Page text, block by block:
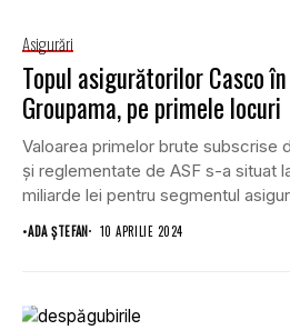
Asigurări
Topul asigurătorilor Casco
Groupama, pe primele locuri
Valoarea primelor brute subscrise
și reglementate de ASF s-a situat
miliarde lei pentru segmentul
•ADA ȘTEFAN 10 APRILIE 2024